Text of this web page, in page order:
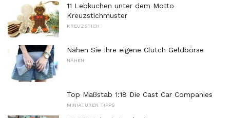
11 Lebkuchen unter dem Motto
Kreuzstichmuster
KREUZSTICH
Nähen Sie Ihre eigene Clutch Geldbörse
NÄHEN
Top Maßstab 1:18 Die Cast Car Companies
MINIATUREN TIPPS